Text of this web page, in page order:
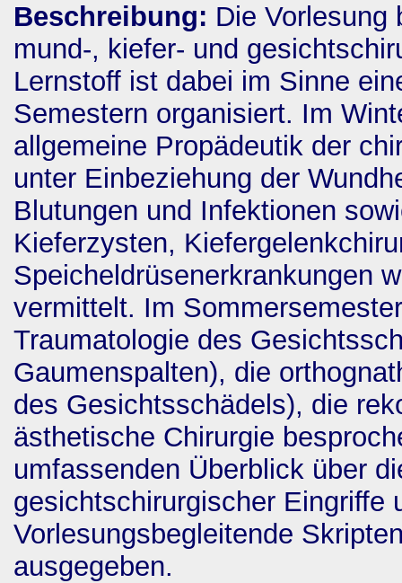
Beschreibung: Die Vorlesung
mund-, kiefer- und
Lernstoff ist dabei im Sinne
Semestern organisiert. Im
allgemeine Propädeutik der
unter Einbeziehung der
Blutungen und Infektionen
Kieferzysten,
Speicheldrüsenerkrankungen
vermittelt. Im
Traumatologie des
Gaumenspalten), die
des Gesichtsschädels), die
ästhetische Chirurgie
umfassenden Überblick über
gesichtschirurgischer Eingriffe
Vorlesungsbegleitende
ausgegeben.